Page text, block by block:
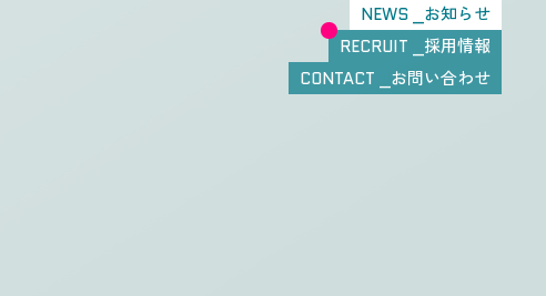
NEWS お知らせ
RECRUIT 採用情報
CONTACT お問い合わせ